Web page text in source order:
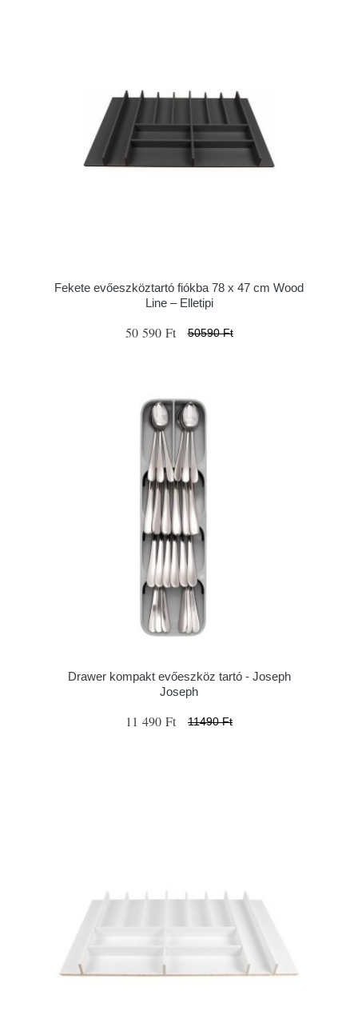
Fekete evőeszköztartó fiókba 78 x 47 cm Wood
Line – Elletipi
50 590 Ft 50590 Ft
Drawer kompakt evőeszköz tartó - Joseph
Joseph
11 490 Ft 11490 Ft